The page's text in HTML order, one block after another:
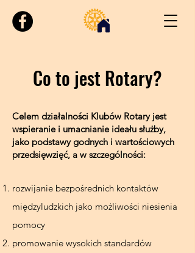
Co to jest Rotary?
Celem działalności Klubów Rotary jest
wspieranie i umacnianie ideału służby,
jako podstawy godnych i wartościowych
przedsięwzięć, a w szczególności:
rozwijanie bezpośrednich kontaktów
międzyludzkich jako możliwości niesienia
pomocy
promowanie wysokich standardów